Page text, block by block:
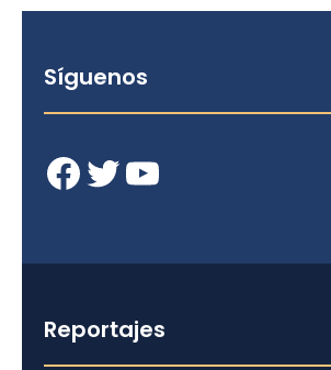
Síguenos
Facebook Twitter YouTube
Reportajes